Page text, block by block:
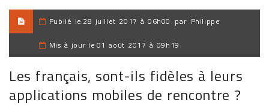
Publié le 28 juillet 2017 à 06h00 par Philippe
Mis à jour le 01 août 2017 à 09h19
Les français, sont-ils fidèles à leurs
applications mobiles de rencontre ?